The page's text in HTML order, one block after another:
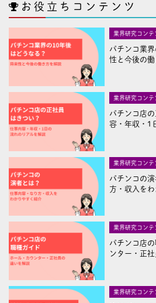
お役立ちコンテンツ
業界研究コンテ
パチンコ業
性と今後の
業界研究コンテ
パチンコ店
容・年収・1
業界研究コンテ
パチンコの
方・収入を
業界研究コンテ
パチンコ店
ンター・正
業界研究コンテ